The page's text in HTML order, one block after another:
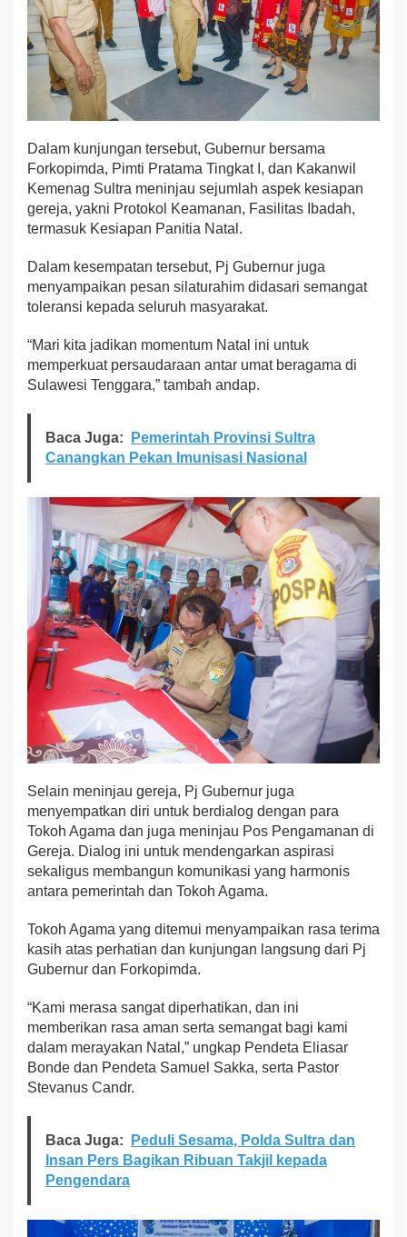
e
s
u
s
t
Dalam kunjungan tersebut, Gubernur bersama
Forkopimda, Pimti Pratama Tingkat I, dan Kakanwil
Kemenag Sultra meninjau sejumlah aspek kesiapan
gereja, yakni Protokol Keamanan, Fasilitas Ibadah,
termasuk Kesiapan Panitia Natal.
Dalam kesempatan tersebut, Pj Gubernur juga
menyampaikan pesan silaturahim didasari semangat
toleransi kepada seluruh masyarakat.
“Mari kita jadikan momentum Natal ini untuk
memperkuat persaudaraan antar umat beragama di
Sulawesi Tenggara,” tambah andap.
Baca Juga:
Pemerintah Provinsi Sultra
Canangkan Pekan Imunisasi Nasional
Selain meninjau gereja, Pj Gubernur juga
menyempatkan diri untuk berdialog dengan para
Tokoh Agama dan juga meninjau Pos Pengamanan di
Gereja. Dialog ini untuk mendengarkan aspirasi
sekaligus membangun komunikasi yang harmonis
antara pemerintah dan Tokoh Agama.
Tokoh Agama yang ditemui menyampaikan rasa terima
kasih atas perhatian dan kunjungan langsung dari Pj
Gubernur dan Forkopimda.
“Kami merasa sangat diperhatikan, dan ini
memberikan rasa aman serta semangat bagi kami
dalam merayakan Natal,” ungkap Pendeta Eliasar
Bonde dan Pendeta Samuel Sakka, serta Pastor
Stevanus Candr.
Baca Juga:
Peduli Sesama, Polda Sultra dan
Insan Pers Bagikan Ribuan Takjil kepada
Pengendara